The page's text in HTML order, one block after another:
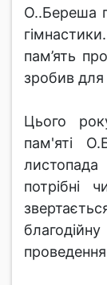
О..Береша
пам’ять
зробив для
Цього
пам'яті
потрібні
проведення